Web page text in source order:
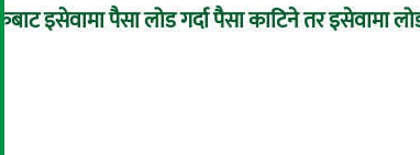
बैंकबाट इसेवामा पैसा लोड गर्दा पैसा काटिने तर इसेवामा